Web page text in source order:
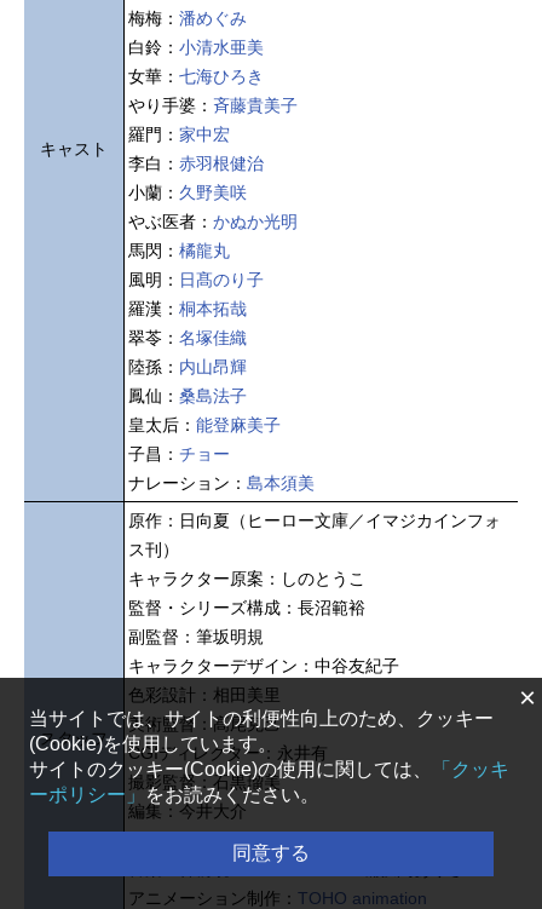
キャスト
梅梅： 潘めぐみ
白鈴： 小清水亜美
女華： 七海ひろき
やり手婆： 斉藤貴美子
羅門： 家中宏
李白： 赤羽根健治
小蘭： 久野美咲
やぶ医者： かぬか光明
馬閃： 橘龍丸
風明： 日髙のり子
羅漢： 桐本拓哉
翠苓： 名塚佳織
陸孫： 内山昂輝
鳳仙： 桑島法子
皇太后： 能登麻美子
子昌： チョー
ナレーション： 島本須美
スタッフ
原作：日向夏（ヒーロー文庫／イマジカインフォ
ス刊）
キャラクター原案：しのとうこ
監督・シリーズ構成：長沼範裕
副監督：筆坂明規
キャラクターデザイン：中谷友紀子
色彩設計：相田美里
美術監督：髙尾克己
CGIディレクター：永井有
撮影監督：石黒瑠美
編集：今井大介
音響監督：はたしょう二
音楽：神前暁 Kevin Penkin 桶狭間ありさ
アニメーション制作： TOHO animation
×
当サイトでは、サイトの利便性向上のため、クッキー
(Cookie)を使用しています。
サイトのクッキー(Cookie)の使用に関しては、
「クッキ
ーポリシー」をお読みください。
同意する